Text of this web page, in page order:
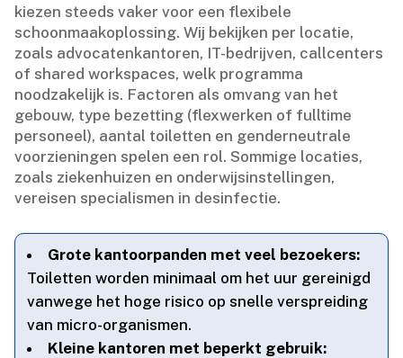
kiezen steeds vaker voor een flexibele
schoonmaakoplossing.​ Wij bekijken per locatie,
zoals advocatenkantoren, IT-bedrijven, callcenters
of shared workspaces, welk programma
noodzakelijk is.​ Factoren als omvang van het
gebouw, type bezetting (flexwerken of fulltime
personeel), aantal toiletten en genderneutrale
voorzieningen spelen een rol.​ Sommige locaties,
zoals ziekenhuizen en onderwijsinstellingen,
vereisen specialismen in desinfectie.​
Grote kantoorpanden met veel bezoekers:
Toiletten worden minimaal om het uur gereinigd
vanwege het hoge risico op snelle verspreiding
van micro-organismen.​
Kleine kantoren met beperkt gebruik: